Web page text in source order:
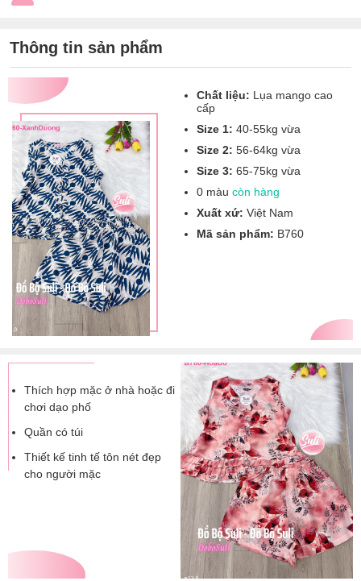
Thông tin sản phẩm
Chất liệu: Lụa mango cao
cấp
Size 1: 40-55kg vừa
Size 2: 56-64kg vừa
Size 3: 65-75kg vừa
0 màu còn hàng
Xuất xứ: Việt Nam
Mã sản phẩm: B760
Thích hợp mặc ở nhà hoặc đi
chơi dạo phố
Quần có túi
Thiết kế tinh tế tôn nét đẹp
cho người mặc